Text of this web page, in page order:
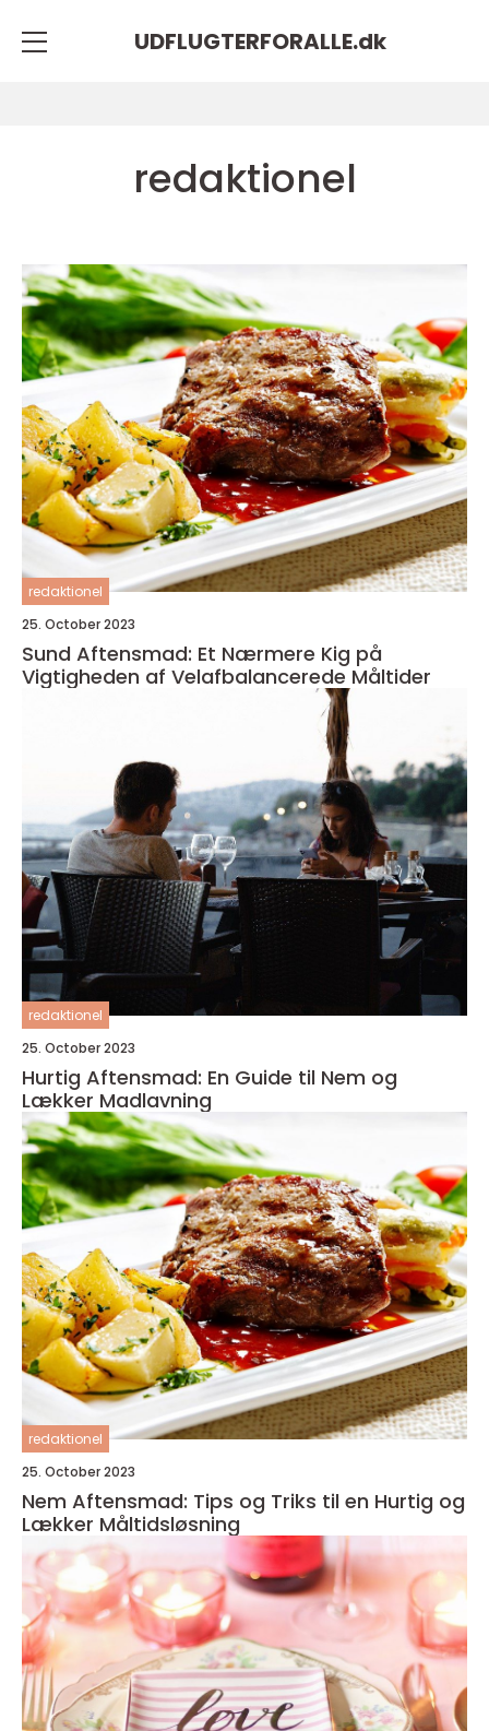
UDFLUGTERFORALLE.dk
redaktionel
redaktionel
25. October 2023
Sund Aftensmad: Et Nærmere Kig på
Vigtigheden af Velafbalancerede Måltider
redaktionel
25. October 2023
Hurtig Aftensmad: En Guide til Nem og
Lækker Madlavning
redaktionel
25. October 2023
Nem Aftensmad: Tips og Triks til en Hurtig og
Lækker Måltidsløsning